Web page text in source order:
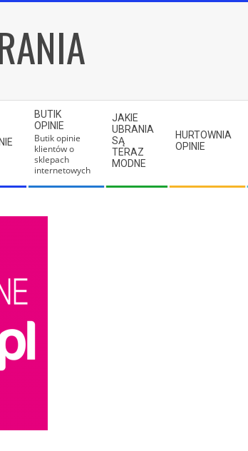
BUTIK
OPINIE
Butik opinie
klientów o
sklepach
internetowych
JAKIE
UBRANIA
SĄ
TERAZ
MODNE
HURTOWNIA
OPINIE